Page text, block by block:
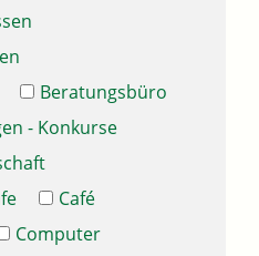
Beratungsbüro
- Konkurse
Café
Computer